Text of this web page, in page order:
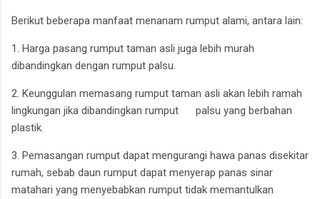
Berikut beberapa manfaat menanam rumput alami, antara lain:
1. Harga pasang rumput taman asli juga lebih murah
dibandingkan dengan rumput palsu.
2. Keunggulan memasang rumput taman asli akan lebih ramah
lingkungan jika dibandingkan rumput palsu yang berbahan
plastik.
3. Pemasangan rumput dapat mengurangi hawa panas disekitar
rumah, sebab daun rumput dapat menyerap panas sinar
matahari yang menyebabkan rumput tidak memantulkan